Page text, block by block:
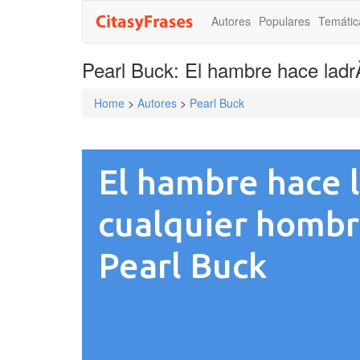
Autores Populares
Pearl Buck: El hambre hace
Home > Autores > Pearl Buck